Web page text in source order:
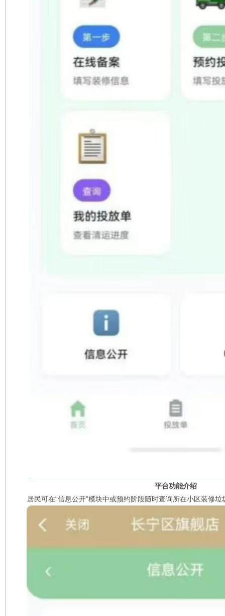
平台功能介绍
居民可在“信息公开”模块中或预约阶段随时查询所在小区装修垃